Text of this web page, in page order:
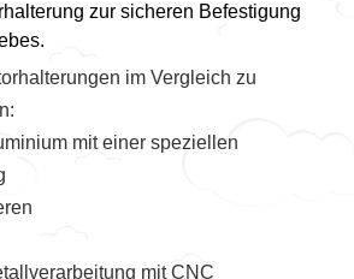
zur sicheren Befestigung
im Vergleich zu
mit einer speziellen
mit CNC